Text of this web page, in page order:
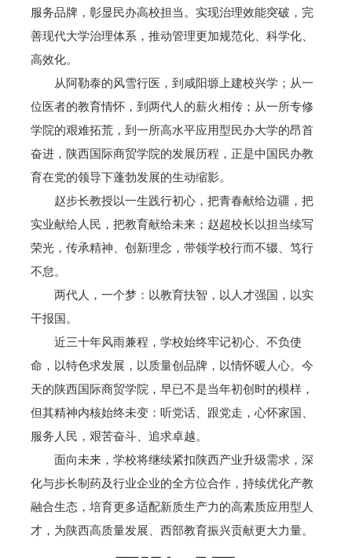
服务品牌，彰显民办高校担当。实现治理效能突破，完
善现代大学治理体系，推动管理更加规范化、科学化、
高效化。
从阿勒泰的风雪行医，到咸阳塬上建校兴学；从一
位医者的教育情怀，到两代人的薪火相传；从一所专修
学院的艰难拓荒，到一所高水平应用型民办大学的昂首
奋进，陕西国际商贸学院的发展历程，正是中国民办教
育在党的领导下蓬勃发展的生动缩影。
赵步长教授以一生践行初心，把青春献给边疆，把
实业献给人民，把教育献给未来；赵超校长以担当续写
荣光，传承精神、创新理念，带领学校行而不辍、笃行
不怠。
两代人，一个梦：以教育扶智，以人才强国，以实
干报国。
近三十年风雨兼程，学校始终牢记初心、不负使
命，以特色求发展，以质量创品牌，以情怀暖人心。今
天的陕西国际商贸学院，早已不是当年初创时的模样，
但其精神内核始终未变：听党话、跟党走，心怀家国、
服务人民，艰苦奋斗、追求卓越。
面向未来，学校将继续紧扣陕西产业升级需求，深
化与步长制药及行业企业的全方位合作，持续优化产教
融合生态，培育更多适配新质生产力的高素质应用型人
才，为陕西高质量发展、西部教育振兴贡献更大力量。